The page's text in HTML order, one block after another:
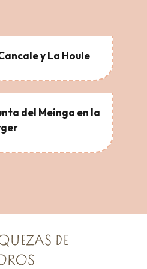
y La Houle
del Meinga en la
DE